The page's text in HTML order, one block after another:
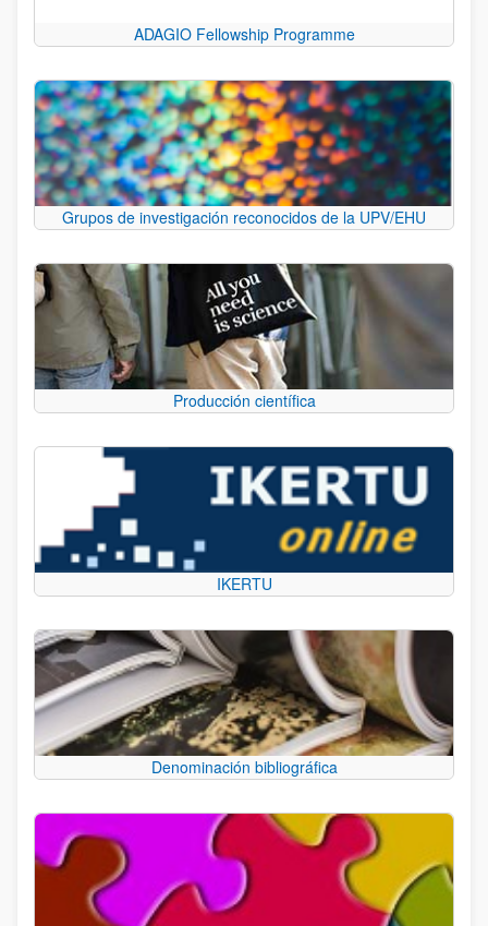
ADAGIO Fellowship Programme
Grupos de investigación reconocidos de la UPV/EHU
Producción científica
IKERTU
Denominación bibliográfica